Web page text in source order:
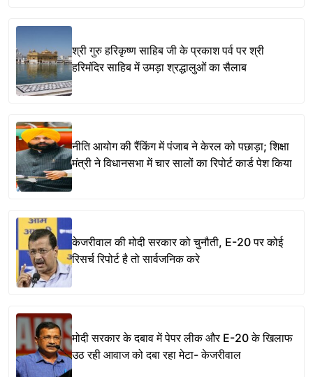
श्री गुरु हरिकृष्ण साहिब जी के प्रकाश पर्व पर श्री
हरिमंदिर साहिब में उमड़ा श्रद्धालुओं का सैलाब
नीति आयोग की रैंकिंग में पंजाब ने केरल को पछाड़ा; शिक्षा
मंत्री ने विधानसभा में चार सालों का रिपोर्ट कार्ड पेश किया
केजरीवाल की मोदी सरकार को चुनौती, E-20 पर कोई
रिसर्च रिपोर्ट है तो सार्वजनिक करे
मोदी सरकार के दबाव में पेपर लीक और E-20 के खिलाफ
उठ रही आवाज को दबा रहा मेटा- केजरीवाल